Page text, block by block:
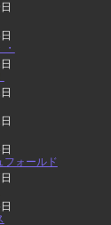
フォールド